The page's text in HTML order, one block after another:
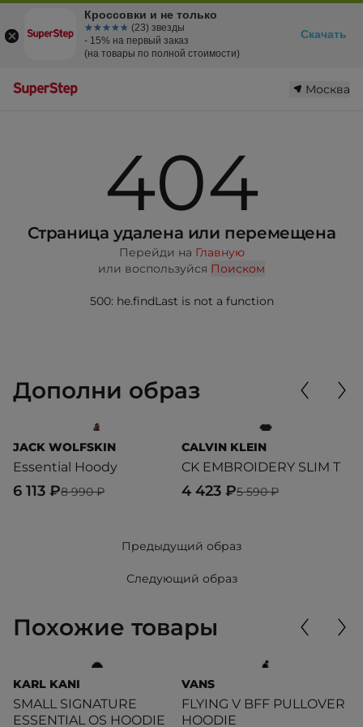
Москва
404
Страница удалена или перемещена
Перейди на Главную
или воспользуйся Поиском
500: he.findLast is not a function
Дополни образ
JACK WOLFSKIN
Essential Hoody
8 990 ₽
6 113 ₽
CALVIN KLEIN
CK EMBROIDERY SLIM T
5 590 ₽
4 423 ₽
Предыдущий образ
Следующий образ
Похожие товары
KARL KANI
SMALL SIGNATURE
ESSENTIAL OS HOODIE
VANS
FLYING V BFF PULLOVER
HOODIE
Кроссовки и не только
☆☆☆☆☆
★★★★★ (23) звезды
- 15% на первый заказ
(на товары по полной стоимости)
Скачать